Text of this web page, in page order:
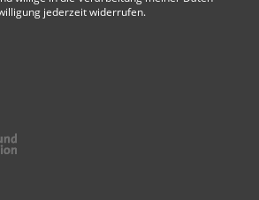
jederzeit widerrufen.